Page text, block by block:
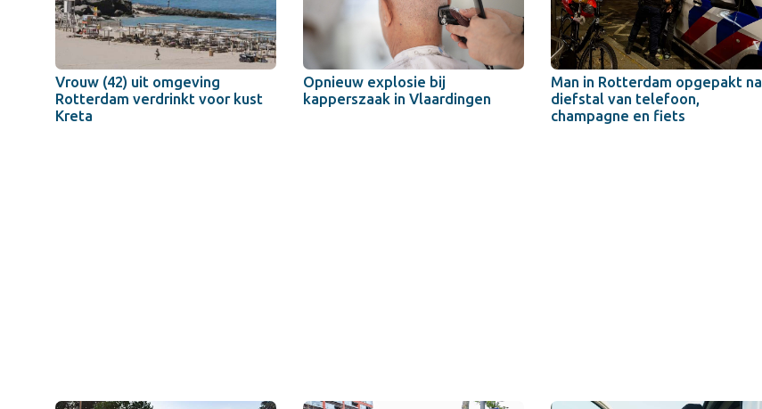
Vrouw (42) uit omgeving
Rotterdam verdrinkt voor kust
Kreta
Opnieuw explosie bij
kapperszaak in Vlaardingen
Man in Rotterdam opgepakt na
diefstal van telefoon,
champagne en fiets